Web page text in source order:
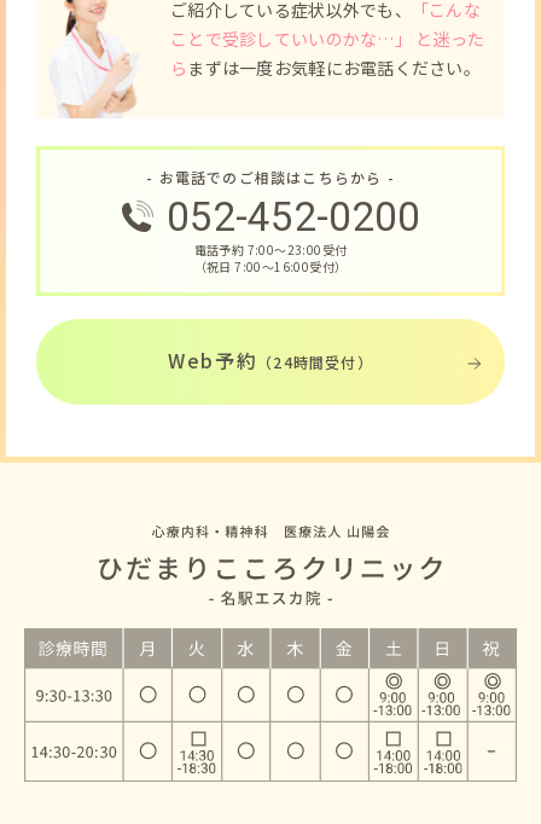
ご紹介している症状以外でも、
「こんな
ことで受診していいのかな…」 と迷った
ら まずは一度お気軽にお電話ください。
- お電話でのご相談はこちらから -
052-452-0200
電話予約 7:00〜23:00受付
（祝日 7:00〜16:00受付）
Web予約 （24時間受付）